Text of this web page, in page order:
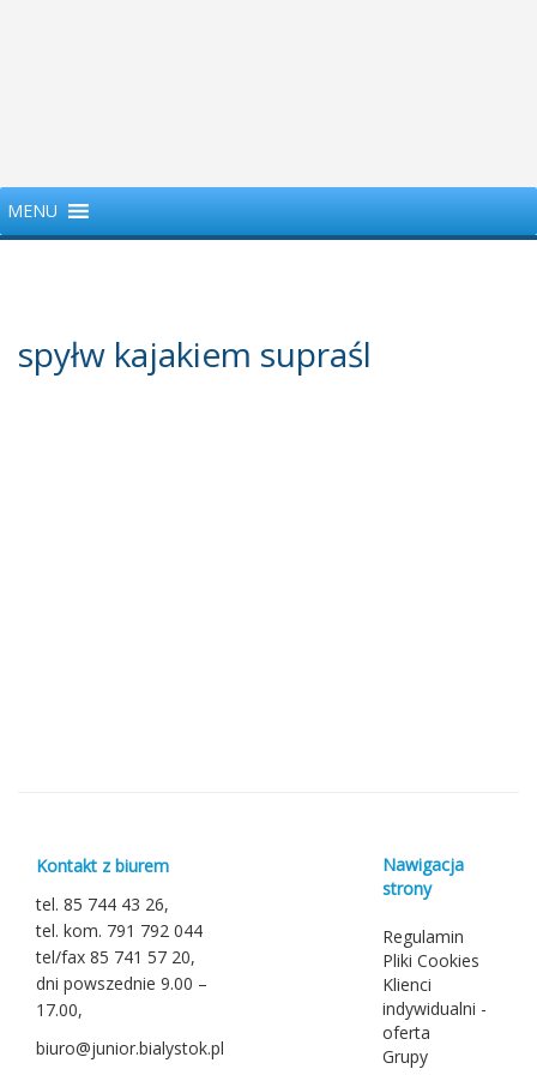
MENU
spyłw kajakiem supraśl
Kontakt z biurem
tel. 85 744 43 26,
tel. kom. 791 792 044
tel/fax 85 741 57 20,
dni powszednie 9.00 –
17.00,
biuro@junior.bialystok.pl
Nawigacja
strony
Regulamin
Pliki Cookies
Klienci
indywidualni -
oferta
Grupy